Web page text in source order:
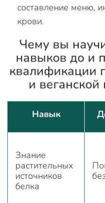
составление меню,
крови.
Чему вы
навыков до и
квалификации
и
Навык
Знание
растительных
источников
белка